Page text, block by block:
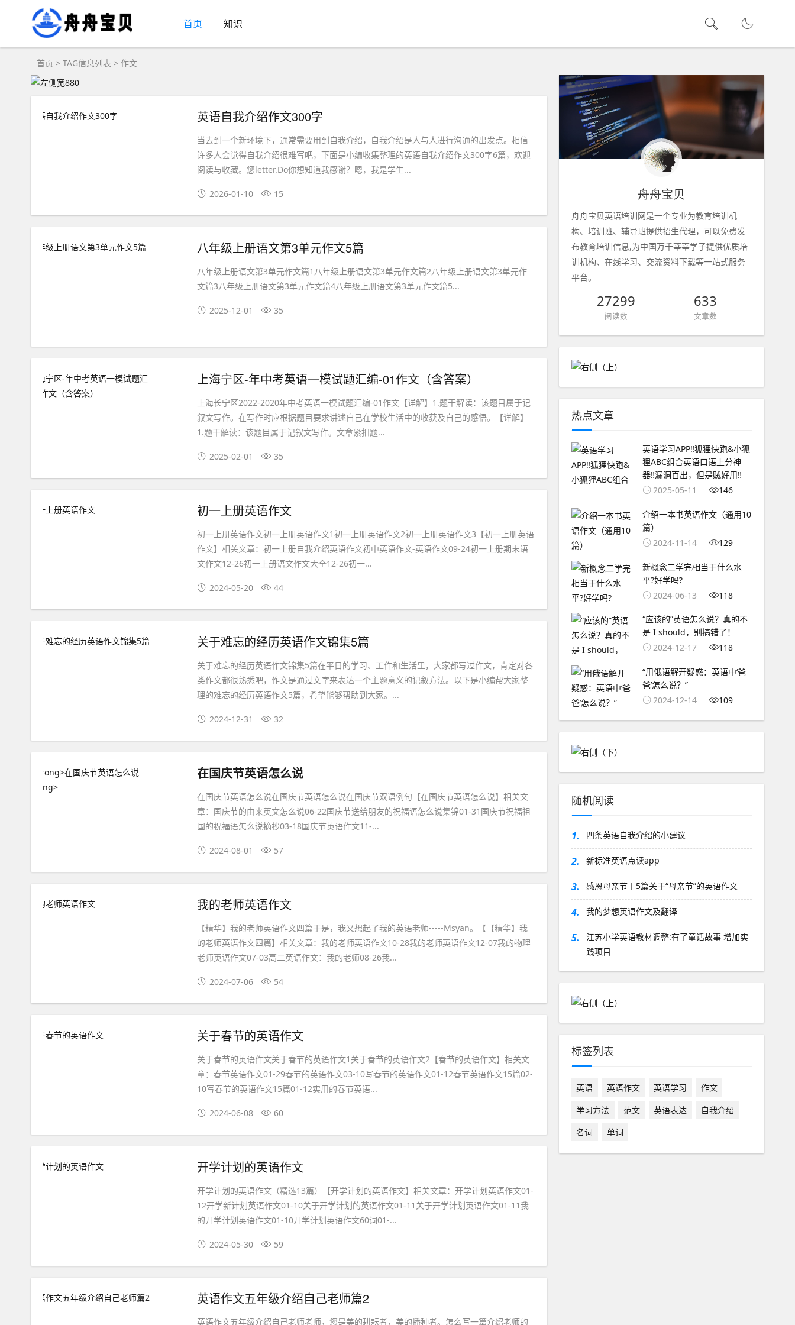
首页 知识
首页 > TAG信息列表 > 作文
英语自我介绍作文300字
当去到一个新环境下，通常需要用到自我介绍，自我介绍是人与人进行沟通的出发点。相信
许多人会觉得自我介绍很难写吧，下面是小编收集整理的英语自我介绍作文300字6篇，欢迎
阅读与收藏。您letter.Do你想知道我感谢？嗯，我是学生...
2026-01-10 15
八年级上册语文第3单元作文5篇
八年级上册语文第3单元作文篇1八年级上册语文第3单元作文篇2八年级上册语文第3单元作
文篇3八年级上册语文第3单元作文篇4八年级上册语文第3单元作文篇5...
2025-12-01 35
上海宁区-年中考英语一模试题汇编-01作文（含答案）
上海长宁区2022-2020年中考英语一模试题汇编-01作文【详解】1.题干解读：该题目属于记
叙文写作。在写作时应根据题目要求讲述自己在学校生活中的收获及自己的感悟。【详解】
1.题干解读：该题目属于记叙文写作。文章紧扣题...
2025-02-01 35
初一上册英语作文
初一上册英语作文初一上册英语作文1初一上册英语作文2初一上册英语作文3【初一上册英语
作文】相关文章：初一上册自我介绍英语作文初中英语作文-英语作文09-24初一上册期末语
文作文12-26初一上册语文作文大全12-26初一...
2024-05-20 44
关于难忘的经历英语作文锦集5篇
关于难忘的经历英语作文锦集5篇在平日的学习、工作和生活里，大家都写过作文，肯定对各
类作文都很熟悉吧，作文是通过文字来表达一个主题意义的记叙方法。以下是小编帮大家整
理的难忘的经历英语作文5篇，希望能够帮助到大家。...
2024-12-31 32
在国庆节英语怎么说
在国庆节英语怎么说在国庆节英语怎么说在国庆节双语例句【在国庆节英语怎么说】相关文
章：国庆节的由来英文怎么说06-22国庆节送给朋友的祝福语怎么说集锦01-31国庆节祝福祖
国的祝福语怎么说摘抄03-18国庆节英语作文11-...
2024-08-01 57
我的老师英语作文
【精华】我的老师英语作文四篇于是，我又想起了我的英语老师-----Msyan。【【精华】我
的老师英语作文四篇】相关文章：我的老师英语作文10-28我的老师英语作文12-07我的物理
老师英语作文07-03高二英语作文：我的老师08-26我...
2024-07-06 54
关于春节的英语作文
关于春节的英语作文关于春节的英语作文1关于春节的英语作文2【春节的英语作文】相关文
章：春节英语作文01-29春节的英语作文03-10写春节的英语作文01-12春节英语作文15篇02-
10写春节的英语作文15篇01-12实用的春节英语...
2024-06-08 60
开学计划的英语作文
开学计划的英语作文（精选13篇）【开学计划的英语作文】相关文章：开学计划英语作文01-
12开学新计划英语作文01-10关于开学计划的英语作文01-11关于开学计划英语作文01-11我
的开学计划英语作文01-10开学计划英语作文60词01-...
2024-05-30 59
英语作文五年级介绍自己老师篇2
英语作文五年级介绍自己老师老师，您是美的耕耘者，美的播种者。怎么写一篇介绍老师的
舟舟宝贝
舟舟宝贝英语培训网是一个专业为教育培训机
构、培训班、辅导班提供招生代理，可以免费发
布教育培训信息,为中国万千莘莘学子提供优质培
训机构、在线学习、交流资料下载等一站式服务
平台。
27299
阅读数
633
文章数
热点文章
英语学习APP‼️狐狸快跑&小狐
狸ABC组合英语口语上分神
器‼️漏洞百出，但是贼好用‼️
2025-05-11
146
介绍一本书英语作文（通用10
篇）
2024-11-14
129
新概念二学完相当于什么水
平?好学吗?
2024-06-13
118
“应该的”英语怎么说？真的不
是 I should，别搞错了！
2024-12-17
118
“用俄语解开疑惑：英语中‘爸
爸’怎么说？”
2024-12-14
109
随机阅读
1. 四条英语自我介绍的小建议
2. 新标准英语点读app
3. 感恩母亲节丨5篇关于“母亲节”的英语作文
4. 我的梦想英语作文及翻译
5.
江苏小学英语教材调整:有了童话故事 增加实
践项目
标签列表
英语 英语作文 英语学习
作文
学习方法
范文 英语表达
自我介绍
名词
单词